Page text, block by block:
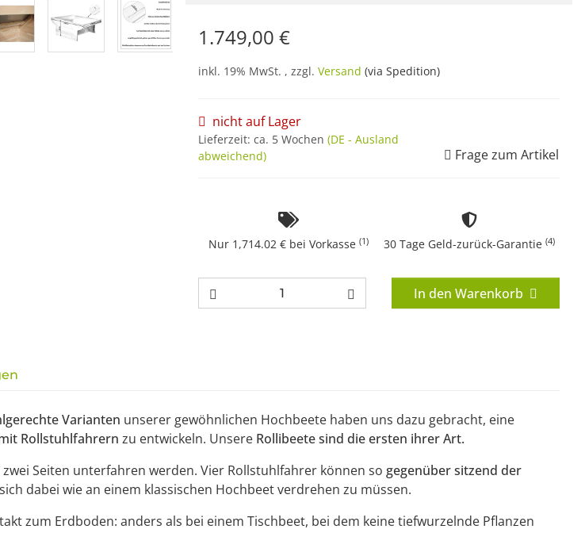
1.749,00 €
inkl. 19% MwSt. , zzgl. Versand (via Spedition)
nicht auf Lager
Lieferzeit: ca. 5 Wochen (DE - Ausland
abweichend)
Frage zum Artikel
Nur 1,714.02 € bei Vorkasse (1) 30 Tage Geld-zurück-Garantie (4)
In den Warenkorb
Varianten unserer gewöhnlichen Hochbeete haben uns dazu gebracht, eine
Rollstuhlfahrern zu entwickeln. Unsere Rollibeete sind die ersten ihrer Art.
zwei Seiten unterfahren werden. Vier Rollstuhlfahrer können so gegenüber sitzend der
dabei wie an einem klassischen Hochbeet verdrehen zu müssen.
zum Erdboden: anders als bei einem Tischbeet, bei dem keine tiefwurzelnde Pflanzen